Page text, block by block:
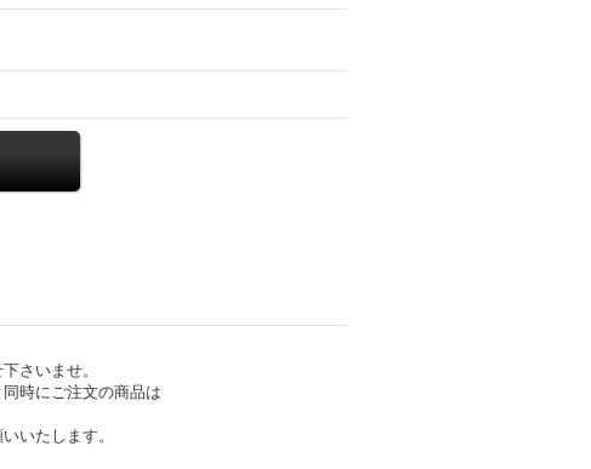
さいませ。
時にご注文の商品は
いたします。